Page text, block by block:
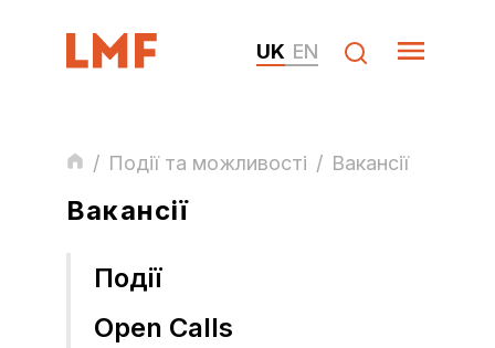
UK EN
/ Події та можливості / Вакансії
Вакансії
Події
Open Calls